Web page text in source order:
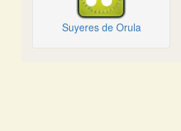
Suyeres de Orula